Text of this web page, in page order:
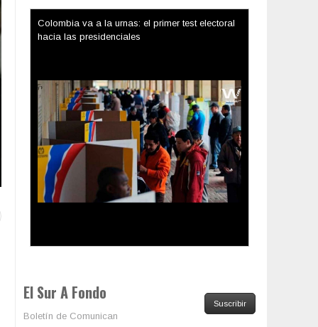
Trump y las drogas: la viga en los propios ojos
Los latinos le van dando la espalda a Trump
El Sur A Fondo
Suscribir